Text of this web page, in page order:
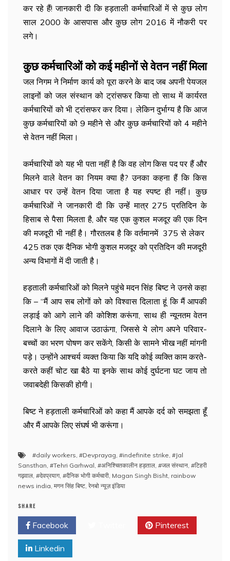
कर रहे हैं! जानकारी दी कि हड़ताली कर्मचारिओं में से कुछ लोग
साल 2000 के आसपास और कुछ लोग 2016 में नौकरी पर
लगे।
कुछ कर्मचारिओं को कई महीनों से वेतन नहीं मिला
जल निगम ने निर्माण कार्य को पूरा करने के बाद जब अपनी पेयजल
लाइनों को जल संस्थान को ट्रांसफर किया तो साथ में कार्यरत
कर्मचारियों को भी ट्रांसफर कर दिया। लेकिन दुर्भाग्य है कि आज
कुछ कर्मचारियों को 9 महीने से और कुछ कर्मचारियों को 4 महीने
से वेतन नहीं मिला।
कर्मचारियों को यह भी पता नहीं है कि वह लोग किस पद पर हैं और
मिलने वाले वेतन का नियम क्या है? उनका कहना हैं कि किस
आधार पर उन्हें वेतन दिया जाता है यह स्पष्ट ही नहीं। कुछ
कर्मचारिओं ने जानकारी दी कि उन्हें मात्र ₹275 प्रतिदिन के
हिसाब से पैसा मिलता है, और यह एक कुशल मजदूर की एक दिन
की मजदूरी भी नहीं है। गौरतलब है कि वर्तमानमें ₹ 375 से लेकर ₹
425 तक एक दैनिक भोगी कुशल मजदूर को प्रतिदिन की मजदूरी
अन्य विभागों में दी जाती है।
हड़ताली कर्मचारिओं को मिलने पहुंचे मदन सिंह बिष्ट ने उनसे कहा
कि – “मैं आप सब लोगों को को विश्वास दिलाता हूं कि मैं आपकी
लड़ाई को आगे लाने की कोशिश करूंगा, साथ ही न्यूनतम वेतन
दिलाने के लिए आवाज उठाऊंगा, जिससे ये लोग अपने परिवार-
बच्चों का भरण पोषण कर सकेंगे, किसी के सामने भीख नहीं मांगनी
पड़े। उन्होंने आश्चर्य व्यक्त किया कि यदि कोई व्यक्ति काम करते-
करते कहीं चोट खा बैठे या इनके साथ कोई दुर्घटना घट जाय तो
जवाबदेही किसकी होगी।
बिष्ट ने हड़ताली कर्मचारिओं को कहा मैं आपके दर्द को समझता हूँ
और मैं आपके लिए संघर्ष भी करूंगा।
#daily workers, #Devprayag, #indefinite strike, #Jal
Sansthan, #Tehri Garhwal, #अनिश्चितकालीन हड़ताल, #जल संस्थान, #टिहरी
गढ़वाल, #देवप्रयाग, #दैनिक भोगी कर्मचारी, Magan Singh Bisht, rainbow
news india, मगन सिंह बिष्ट, रेनबो न्यूज़ इंडिया
SHARE
Facebook Pinterest
Linkedin